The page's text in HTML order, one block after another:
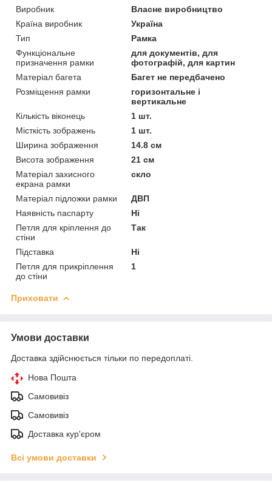
Виробник
Власне виробництво
Країна виробник
Україна
Тип
Рамка
Функціональне
призначення рамки
для документів, для
фотографій, для картин
Матеріал багета
Багет не передбачено
Розміщення рамки
горизонтальне і
вертикальне
Кількість віконець
1 шт.
Місткість зображень
1 шт.
Ширина зображення
14.8 см
Висота зображення
21 см
Матеріал захисного
екрана рамки
скло
Матеріал підложки рамки
ДВП
Наявність паспарту
Ні
Петля для кріплення до
стіни
Так
Підставка
Ні
Петля для прикріплення
до стіни
1
Приховати
Умови доставки
Доставка здійснюється тільки по передоплаті.
Нова Пошта
Самовивіз
Самовивіз
Доставка кур'єром
Всі умови доставки